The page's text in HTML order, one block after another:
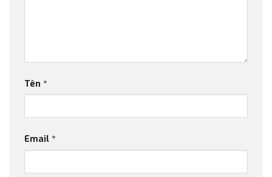
Tên *
Email *